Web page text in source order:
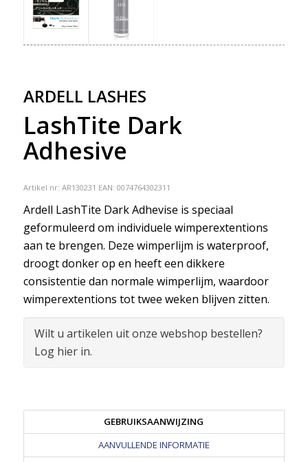
ARDELL LASHES
LashTite Dark
Adhesive
Artikel nr: AR130231 EAN: 0074764302311
Ardell LashTite Dark Adhevise is speciaal
geformuleerd om individuele wimperextentions
aan te brengen. Deze wimperlijm is waterproof,
droogt donker op en heeft een dikkere
consistentie dan normale wimperlijm, waardoor
wimperextentions tot twee weken blijven zitten.
Wilt u artikelen uit onze webshop bestellen?
Log hier in.
GEBRUIKSAANWIJZING
AANVULLENDE INFORMATIE